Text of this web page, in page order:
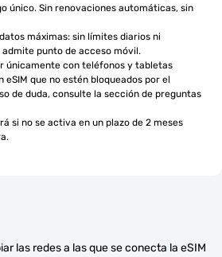
único. Sin renovaciones automáticas, sin
máximas: sin límites diarios ni
admite punto de acceso móvil.
únicamente con teléfonos y tabletas
eSIM que no estén bloqueados por el
de duda, consulte la sección de preguntas
si no se activa en un plazo de 2 meses
las redes a las que se conecta la eSIM